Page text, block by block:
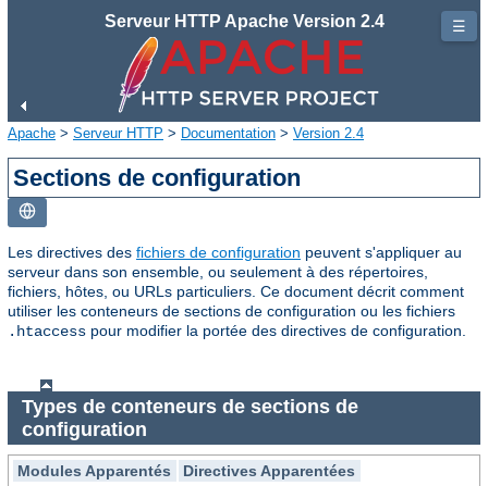
Serveur HTTP Apache Version 2.4
Apache > Serveur HTTP > Documentation > Version 2.4
Sections de configuration
Les directives des fichiers de configuration peuvent s'appliquer au
serveur dans son ensemble, ou seulement à des répertoires,
fichiers, hôtes, ou URLs particuliers. Ce document décrit comment
utiliser les conteneurs de sections de configuration ou les fichiers
.htaccess pour modifier la portée des directives de configuration.
Types de conteneurs de sections de
configuration
Modules Apparentés
Directives Apparentées
☰